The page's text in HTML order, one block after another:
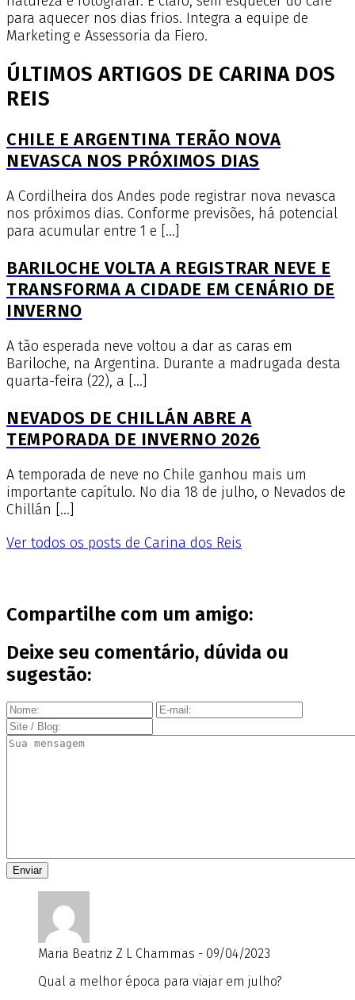
para aquecer nos dias frios. Integra a equipe de
Marketing e Assessoria da Fiero.
ÚLTIMOS ARTIGOS DE CARINA DOS
REIS
CHILE E ARGENTINA TERÃO NOVA
NEVASCA NOS PRÓXIMOS DIAS
A Cordilheira dos Andes pode registrar nova nevasca
nos próximos dias. Conforme previsões, há potencial
para acumular entre 1 e […]
BARILOCHE VOLTA A REGISTRAR NEVE E
TRANSFORMA A CIDADE EM CENÁRIO DE
INVERNO
A tão esperada neve voltou a dar as caras em
Bariloche, na Argentina. Durante a madrugada desta
quarta-feira (22), a […]
NEVADOS DE CHILLÁN ABRE A
TEMPORADA DE INVERNO 2026
A temporada de neve no Chile ganhou mais um
importante capítulo. No dia 18 de julho, o Nevados de
Chillán […]
Ver todos os posts de Carina dos Reis
Compartilhe com um amigo:
Deixe seu comentário, dúvida ou
sugestão:
Maria Beatriz Z L Chammas - 09/04/2023
Qual a melhor época para viajar em julho?